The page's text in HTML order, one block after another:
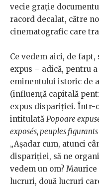
vecie grație
racord decalat, către
cinematografic care
Ce vedem aici, de
expus – adică, pentru
eminentului istoric de
(influență capitală
expus dispariției. Într-
intitulată Popoare
exposés, peuples figurants
„Așadar cum, atunci
dispariției, să ne
vedem un om?
lucruri, două lucruri